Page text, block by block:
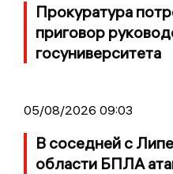
Прокуратура
приговор
госуниверситета
05/08/2026 09:03
В соседней с
области БПЛА